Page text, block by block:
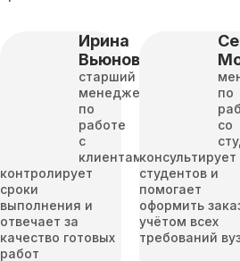
Ирина
Вьюнова
старший
менеджер
по
работе
с
клиентами
контролирует
сроки
выполнения и
отвечает за
качество готовых
работ
по
со
консультирует
студентов и
помогает
оформить
учётом всех
требований